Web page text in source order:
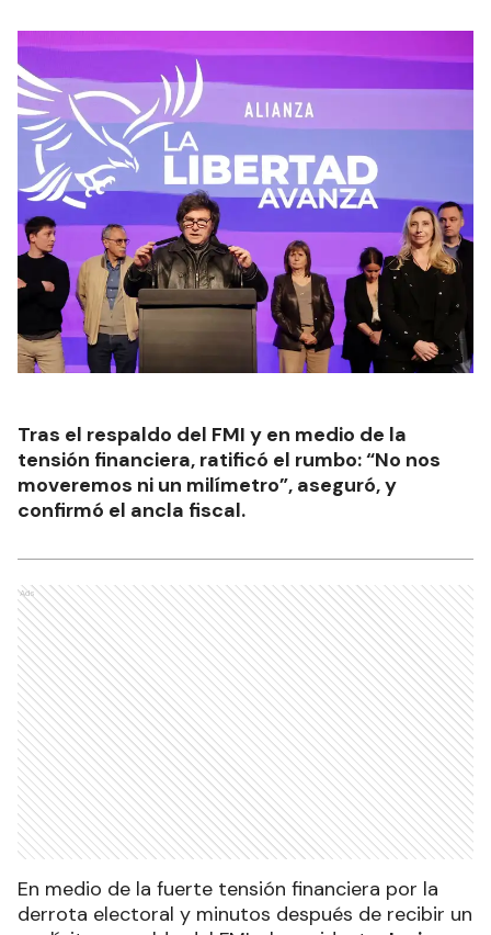
Tras el respaldo del FMI y en medio de la
tensión financiera, ratificó el rumbo: “No nos
moveremos ni un milímetro”, aseguró, y
confirmó el ancla fiscal.
Ads
En medio de la fuerte tensión financiera por la
derrota electoral y minutos después de recibir un